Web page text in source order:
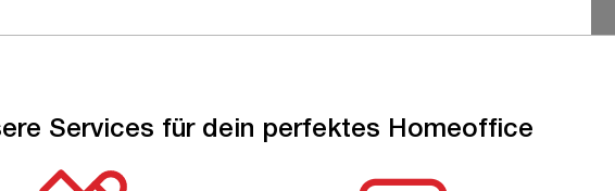
Services für dein perfektes Homeoffice